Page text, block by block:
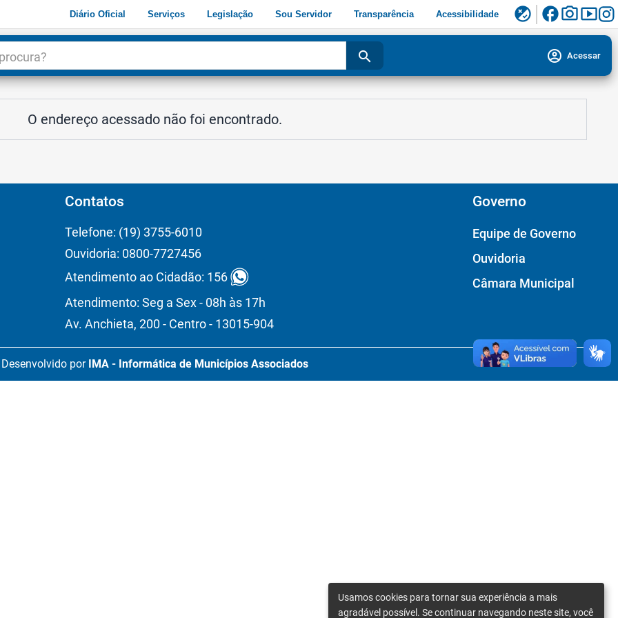
Diário Oficial Serviços Legislação Sou Servidor Transparência Acessibilidade flaky facebookphoto_camerasmart_display
search account_circle Acessar
O endereço acessado não foi encontrado.
Contatos
Telefone: (19) 3755-6010
Ouvidoria: 0800-7727456
Atendimento ao Cidadão: 156
Atendimento: Seg a Sex - 08h às 17h
Av. Anchieta, 200 - Centro - 13015-904
Governo
Equipe de Governo
Ouvidoria
Câmara Municipal
Desenvolvido por IMA - Informática de Municípios Associados
Usamos cookies para tornar sua experiência a mais
agradável possível. Se continuar navegando neste site, você